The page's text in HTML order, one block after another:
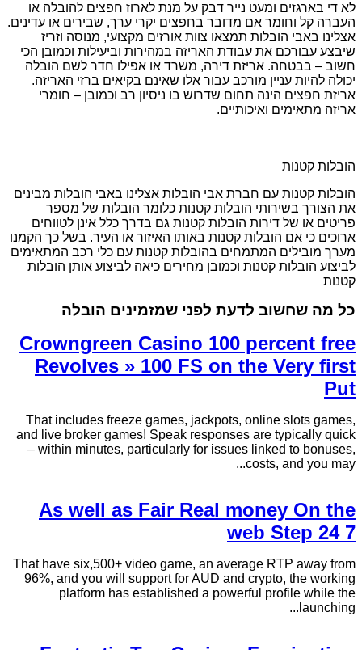
לא די בארגזים ומעט נייר דבק על מנת לארוז חפצים להובלה או
העברה קל וחומר אם מדובר בחפצים יקרי ערך, שבירים או עדינים.
אצלינו באבי הובלות תמצאו צוות אורזים מקצועי, מנוסה וזריז
שיבצע עבורכם את עבודת האריזה במהירות וביעילות וכמובן הכי
חשוב – בבטחה. אריזת דירה, משרד או אפילו חדר לשם הובלה
יכולה להיות עניין מורכב עבור אלו שאינם בקיאים ברזי האריזה.
אריזת חפצים הינה תחום שדרוש בו ניסיון רב וכמובן – חומרי
אריזה מתאימים ואיכותיים.
הובלות קטנות
הובלות קטנות עם חברת אבי הובלות אצלינו באבי הובלות מבינים
את הצורך בשירותי הובלות קטנות כלומר הובלות של מספר
פריטים או של דירות הובלות קטנות גם בדרך כלל אינן לטווחים
ארוכים כי אם הובלות קטנות באותו האיזור או העיר. בשל כך הקמנו
מערך מובילים המתמחים בהובלות קטנות עם כלי רכב המתאימים
לביצוע הובלות קטנות וכמובן מחירים כיאה לביצוע אותן הובלות
קטנות
כל מה שחשוב לדעת לפני שמזמינים הובלה
Crowngreen Casino 100 percent free
Revolves » 100 FS on the Very first
Put
That includes freeze games, jackpots, online slots games,
and live broker games! Speak responses are typically quick
– within minutes, particularly for issues linked to bonuses,
costs, and you may...
As well as Fair Real money On the
web Step 24 7
That have six,500+ video game, an average RTP away from
96%, and you will support for AUD and crypto, the working
platform has established a powerful profile while the
launching...